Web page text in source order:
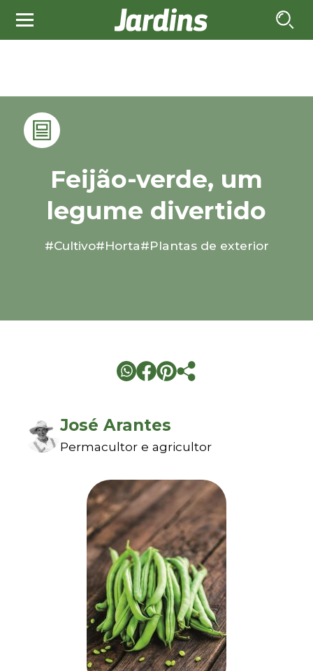
Feijão-verde, um
legume divertido
#Cultivo#Horta#Plantas de exterior
José Arantes
Permacultor e agricultor